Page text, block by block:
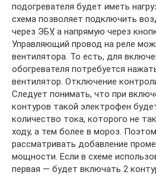
подогревателя будет иметь
схема позволяет подключить
через ЭБУ, а напрямую через
Управляющий провод на реле
вентилятора. То есть, для
обогревателя потребуется
вентилятор. Отключение
Следует понимать, что при
контуров такой электрофен
количество тока, которого не
ходу, а тем более в мороз.
рассматривать добавление
мощности. Если в схеме
первая — будет включать 2